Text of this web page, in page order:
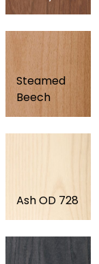
Steamed
Beech
Ash OD 728